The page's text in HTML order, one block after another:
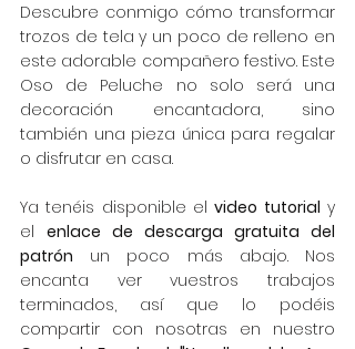
Descubre conmigo cómo transformar
trozos de tela y un poco de relleno en
este adorable compañero festivo. Este
Oso de Peluche no solo será una
decoración encantadora, sino
también una pieza única para regalar
o disfrutar en casa.
Ya tenéis disponible el video tutorial y
el enlace de descarga gratuita del
patrón un poco más abajo. Nos
encanta ver vuestros trabajos
terminados, así que lo podéis